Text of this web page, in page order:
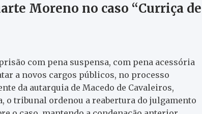
Moreno no caso “Curriça de
com pena suspensa, com pena acessória
a novos cargos públicos, no processo
da autarquia de Macedo de Cavaleiros,
o tribunal ordenou a reabertura do julgamento